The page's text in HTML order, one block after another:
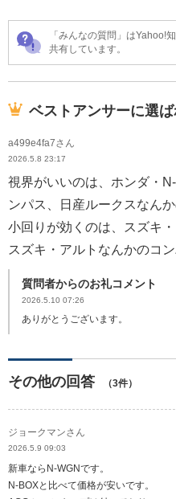
「みんなの質問」はYahoo!
共有しています。
ベストアンサーに選
a499e4fa7さん
2026.5.8 23:17
視界がいいのは、ホンダ・
ンパス、日産ルークスなん
小回りが効くのは、スズキ
スズキ・アルトなんかのコン
質問者からのお礼コメント
2026.5.10 07:26
ありがとうございます。
その他の回答 （3件）
ジョークマンさん
2026.5.9 09:03
新車ならN-WGNです。
N-BOXと比べて価格が安いです。